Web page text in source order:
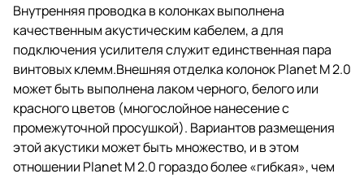
Внутренняя проводка в колонках выполнена
качественным акустическим кабелем, а для
подключения усилителя служит единственная пара
винтовых клемм.Внешняя отделка колонок Planet M 2.0
может быть выполнена лаком черного, белого или
красного цветов (многослойное нанесение с
промежуточной просушкой). Вариантов размещения
этой акустики может быть множество, и в этом
отношении Planet M 2.0 гораздо более «гибкая», чем